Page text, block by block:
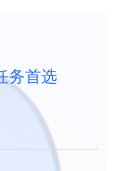
务首选